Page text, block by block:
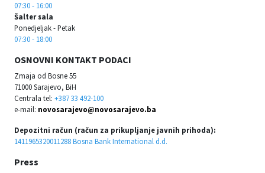
07:30 - 16:00
Šalter sala
Ponedjeljak - Petak
07:30 - 18:00
OSNOVNI KONTAKT PODACI
Zmaja od Bosne 55
71000 Sarajevo, BiH
Centrala tel: +387 33 492-100
e-mail: novosarajevo@novosarajevo.ba
Depozitni račun (račun za prikupljanje javnih prihoda):
1411965320011288 Bosna Bank International d.d.
Press